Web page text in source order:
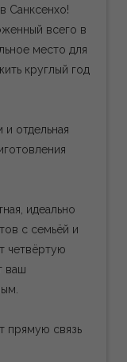
Санксенхо!
всего в
место для
круглый год
отдельная
идеально
с семьёй и
четвёртую
ваш
прямую связь